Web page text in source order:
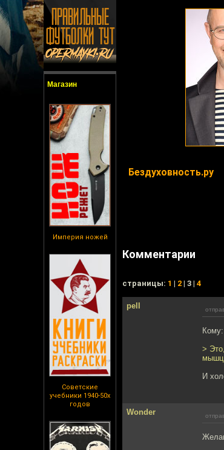
Магазин
Империя ножей
Советские
учебники 1940-50х
годов
Бездуховность.ру
Комментарии
cтраницы: 1 | 2 | 3 | 4
pell
>
И
Wonder